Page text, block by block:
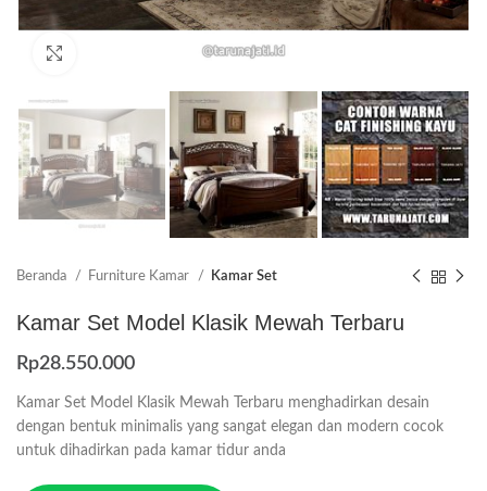
Beranda Furniture Kamar Kamar Set
Kamar Set Model Klasik Mewah Terbaru
Rp28.550.000
Kamar Set Model Klasik Mewah Terbaru menghadirkan desain
dengan bentuk minimalis yang sangat elegan dan modern cocok
untuk dihadirkan pada kamar tidur anda